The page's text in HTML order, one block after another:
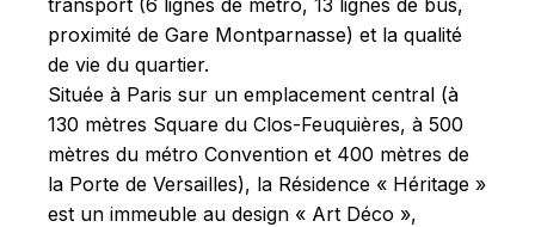
transport (6 lignes de métro, 13 lignes de bus,
proximité de Gare Montparnasse) et la qualité
de vie du quartier.
Située à Paris sur un emplacement central (à
130 mètres Square du Clos-Feuquières, à 500
mètres du métro Convention et 400 mètres de
la Porte de Versailles), la Résidence « Héritage »
est un immeuble au design « Art Déco »,